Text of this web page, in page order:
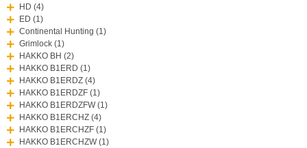
HD (4)
ED (1)
Continental Hunting (1)
Grimlock (1)
HAKKO BH (2)
HAKKO B1ERD (1)
HAKKO B1ERDZ (4)
HAKKO B1ERDZF (1)
HAKKO B1ERDZFW (1)
HAKKO B1ERCHZ (4)
HAKKO B1ERCHZF (1)
HAKKO B1ERCHZW (1)